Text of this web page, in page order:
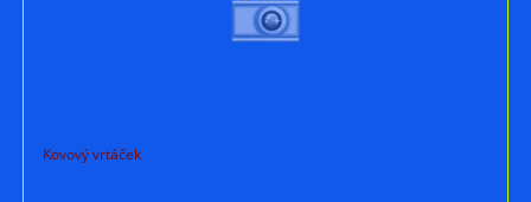
Kovový vrtáček